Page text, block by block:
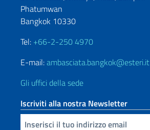
Phatumwan
Bangkok 10330
Tel: +66-2-250 4970
E-mail:ambasciata.bangkok@esteri.it
Gli uffici della sede
Iscriviti alla nostra Newsletter
Inserisci la tua email